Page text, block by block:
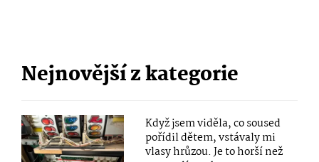
Nejnovější z kategorie
Když jsem viděla, co soused
pořídil dětem, vstávaly mi
vlasy hrůzou. Je to horší než